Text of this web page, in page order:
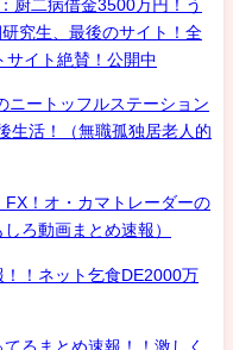
厨二病借金3500万円！う
究生、最後のサイト！全
サイト絶賛！公開中
ニートッフルステーション
生活！（無職孤独居老人的
！オ・カマトレーダーの
ろ動画まとめ速報）
！ネット乞食DE2000万
るまとめ速報！！激しく